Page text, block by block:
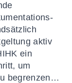
aktiv
ein
um
begrenzen…